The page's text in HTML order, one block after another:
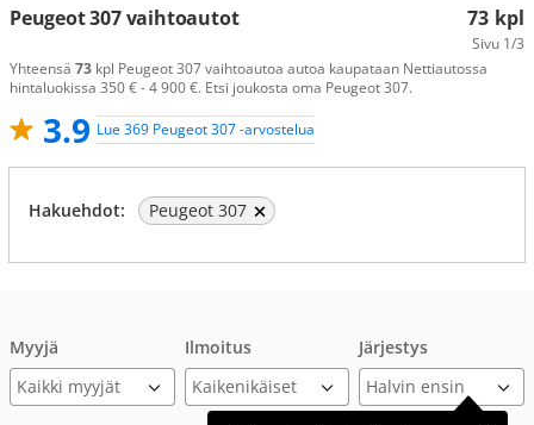
73 kpl
Sivu 1/3
Peugeot 307 vaihtoautot
Yhteensä 73 kpl Peugeot 307 vaihtoautoa autoa kaupataan Nettiautossa
hintaluokissa 350 € - 4 900 €. Etsi joukosta oma Peugeot 307.
3.9 Lue 369 Peugeot 307 -arvostelua
Hakuehdot: Peugeot 307
Myyjä
Kaikki myyjät
Ilmoitus Järjestys